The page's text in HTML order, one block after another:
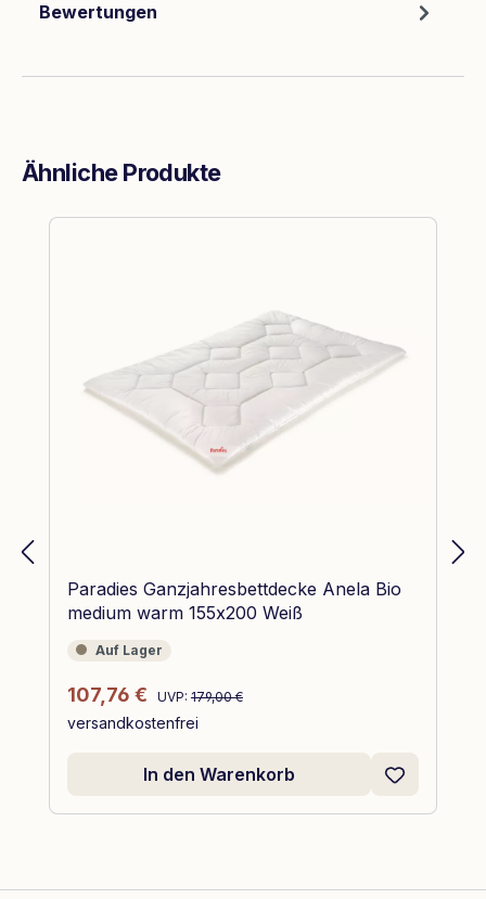
Bewertungen
Ähnliche Produkte
Produktgalerie überspringen
Paradies Ganzjahresbettdecke Anela Bio
medium warm 155x200 Weiß
Auf Lager
Auf Lager
Verkaufspreis:
107,76 € Regulärer Preis:
UVP: 179,00 €
versandkostenfrei
In den Warenkorb